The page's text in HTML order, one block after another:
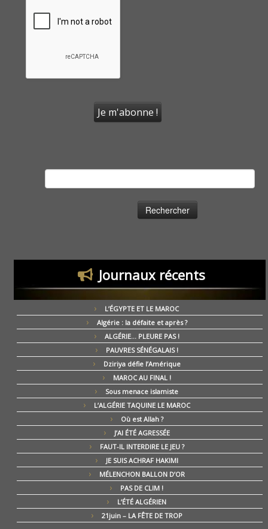
Journaux récents
L’ÉGYPTE ET LE MAROC
Algérie : la défaite et après ?
ALGÉRIE… PLEURE PAS !
PAUVRES SÉNÉGALAIS !
Dziriya défie l’Amérique
MAROC AU FINAL !
Sous menace islamiste
L’ALGÉRIE TAQUINE LE MAROC
Où est Allah ?
J’AI ÉTÉ AGRESSÉE
FAUT-IL INTERDIRE LE JEU ?
JE SUIS ACHRAF HAKIMI
MÉLENCHON BALLON D’OR
PAS DE CLIM !
L’ÉTÉ ALGÉRIEN
21juin – LA FÊTE DE TROP